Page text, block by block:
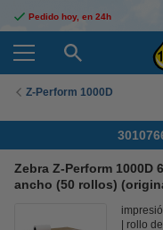
Pedido hoy, en 24h
Z-Perform 1000D
Zebra Z-Perform 1000D
ancho (50 rollos)
rollo